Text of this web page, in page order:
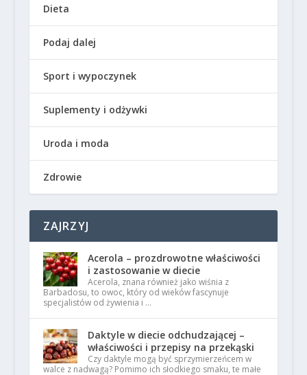
Dieta
Podaj dalej
Sport i wypoczynek
Suplementy i odżywki
Uroda i moda
Zdrowie
ZAJRZYJ
Acerola – prozdrowotne właściwości
i zastosowanie w diecie
Acerola, znana również jako wiśnia z
Barbadosu, to owoc, który od wieków fascynuje
specjalistów od żywienia i …
Daktyle w diecie odchudzającej –
właściwości i przepisy na przekąski
Czy daktyle mogą być sprzymierzeńcem w
walce z nadwagą? Pomimo ich słodkiego smaku, te małe